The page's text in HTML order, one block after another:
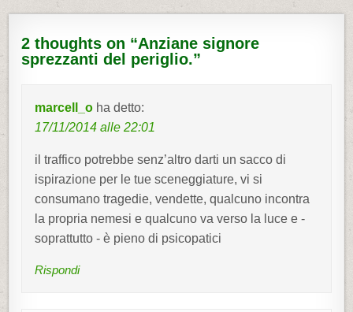
v
g
2 thoughts on “Anziane signore
sprezzanti del periglio.”
marcell_o ha detto:
17/11/2014 alle 22:01
il traffico potrebbe senz’altro darti un sacco di
ispirazione per le tue sceneggiature, vi si
consumano tragedie, vendette, qualcuno incontra
la propria nemesi e qualcuno va verso la luce e -
soprattutto - è pieno di psicopatici
Rispondi